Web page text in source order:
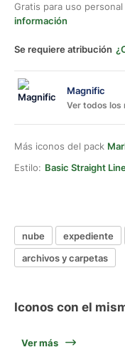
Gratis para uso
información
Se requiere atribución
Magnific
Ver todos los
Más iconos del pack
Estilo: Basic Straight
nube expediente
archivos y carpetas
Iconos con el
Ver más